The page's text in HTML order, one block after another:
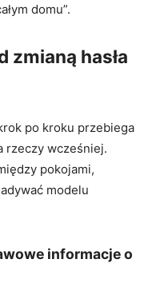
domu”.
zmianą hasła
po kroku przebiega
rzeczy wcześniej.
pokojami,
modelu
informacje o